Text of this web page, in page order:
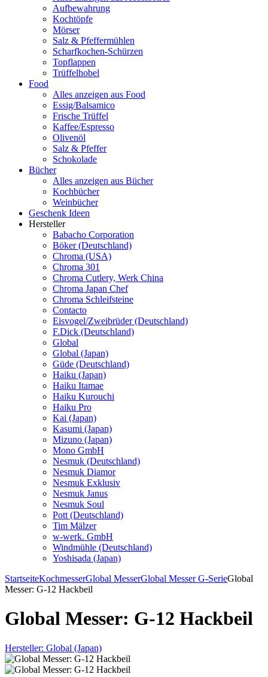
Aufbewahrung
Kochtöpfe
Mörser
Salz & Pfeffermühlen
Scharfkochen-Schürzen
Topflappen
Trüffelhobel
Food
Alles anzeigen aus Food
Essig/Balsamico
Frische Trüffel
Kaffee/Espresso
Olivenöl
Salz & Pfeffer
Schokolade
Bücher
Alles anzeigen aus Bücher
Kochbücher
Weinbücher
Geschenk Ideen
Hersteller
Babacho Corporation
Böker (Deutschland)
Chroma (USA)
Chroma 301
Chroma Cutlery, Werk China
Chroma Japan Chef
Chroma Schleifsteine
Contacto
Eisvogel/Zweibrüder (Deutschland)
F.Dick (Deutschland)
Global
Global (Japan)
Güde (Deutschland)
Haiku (Japan)
Haiku Itamae
Haiku Kurouchi
Haiku Pro
Kai (Japan)
Kasumi (Japan)
Mizuno (Japan)
Mono GmbH
Nesmuk (Deutschland)
Nesmuk Diamor
Nesmuk Exklusiv
Nesmuk Janus
Nesmuk Soul
Pott (Deutschland)
Tim Mälzer
w-werk. GmbH
Windmühle (Deutschland)
Yoshisada (Japan)
StartseiteKochmesserGlobal MesserGlobal Messer G-SerieGlobal
Messer: G-12 Hackbeil
Global Messer: G-12 Hackbeil
Hersteller: Global (Japan)